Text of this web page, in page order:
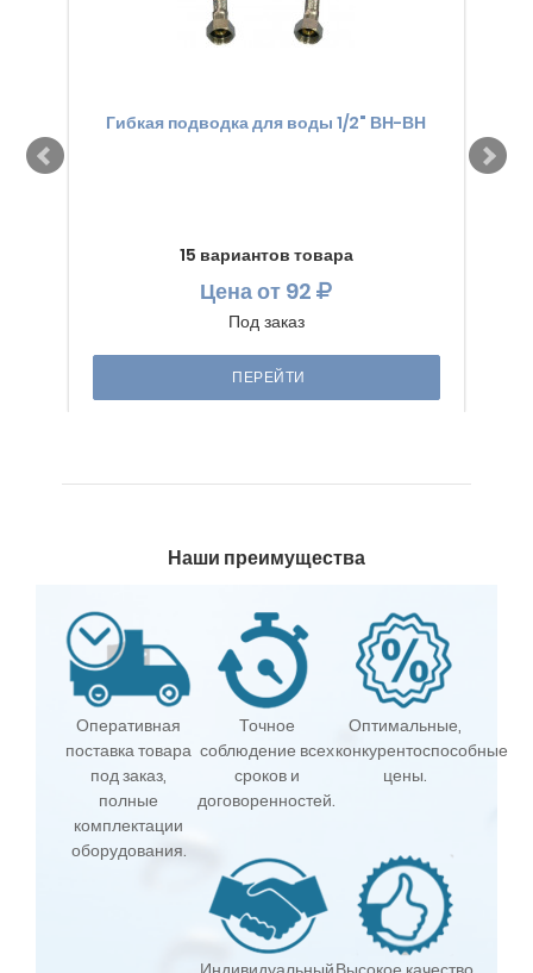
Гибкая подводка для воды 1/2" ВН-ВН
15 вариантов товара
Ценаот 92
Под заказ
ПЕРЕЙТИ
Наши преимущества
Оперативная
поставка товара
под заказ,
полные
комплектации
оборудования.
Точное
соблюдение всех
сроков и
договоренностей.
Оптимальные,
конкурентоспособные
цены.